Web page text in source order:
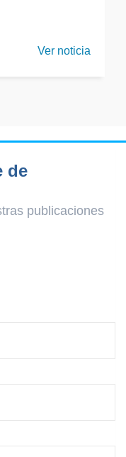
Ver noticia
de
publicaciones